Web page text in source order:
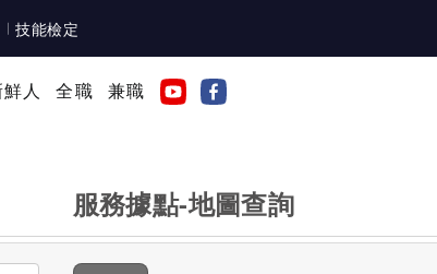
技能檢定
人 全職 兼職
服務據點-地圖查詢